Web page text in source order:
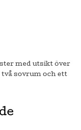
med utsikt över
två sovrum och ett